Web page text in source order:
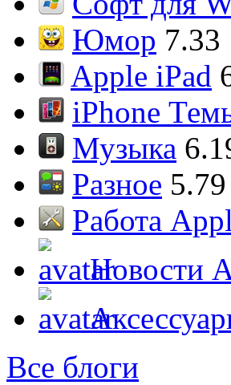
Юмор 7.33
Apple iPad
iPhone
Музыка
Разное 5.79
Работа
Новости
Все блоги